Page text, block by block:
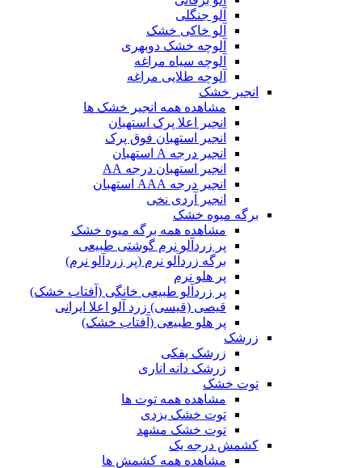
آلو جنگلی
آلو خاکی خشک
آلوچه خشک دوبهری
آلوچه سیاه مراغه
آلوچه طلایی مراغه
انجیر خشک
مشاهده همه انجیر خشک ها
انجیر اعلا پرک استهبان
انجیر استهبان فوق پرک
انجیر درجه A استهبان
انجیر استهبان درجه AA
انجیر درجه AAA استهبان
انجیر آردی نخی
برگه میوه خشک
مشاهده همه برگه میوه خشک
پر زردآلو نرم گوشتی طبیعی
برگه زردآلو نرم (پر زردآلو نرم)
پر هلو نرم
پر زردآلو طبیعی خانگی (آفتاب خشک)
قیصی (قیسی) زرد آلو اعلا ایرانی
پر هلو طبیعی (آفتاب خشک)
زرشک
زرشک پفکی
زرشک دانه اناری
توت خشک
مشاهده همه توت ها
توت خشک یزدی
توت خشک مشهد
کشمش درجه یک
مشاهده همه کشمش ها